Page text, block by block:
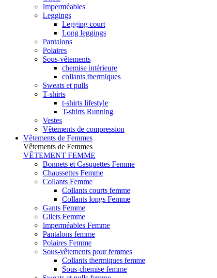
Imperméables
Leggings
Legging court
Long leggings
Pantalons
Polaires
Sous-vêtements
chemise intérieure
collants thermiques
Sweats et pulls
T-shirts
t-shirts lifestyle
T-shirts Running
Vestes
Vêtements de compression
Vêtements de Femmes
Vêtements de Femmes
VÊTEMENT FEMME
Bonnets et Casquettes Femme
Chaussettes Femme
Collants Femme
Collants courts femme
Collants longs Femme
Gants Femme
Gilets Femme
Imperméables Femme
Pantalons femme
Polaires Femme
Sous-vêtements pour femmes
Collants thermiques femme
Sous-chemise femme